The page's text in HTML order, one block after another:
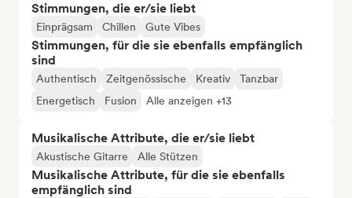
Stimmungen, die er/sie liebt
Einprägsam Chillen Gute Vibes
Stimmungen, für die sie ebenfalls empfänglich
sind
Authentisch Zeitgenössische Kreativ
Tanzbar
Energetisch
Fusion Alle anzeigen +13
Musikalische Attribute, die er/sie liebt
Akustische Gitarre Alle Stützen
Musikalische Attribute, für die sie ebenfalls
empfänglich sind